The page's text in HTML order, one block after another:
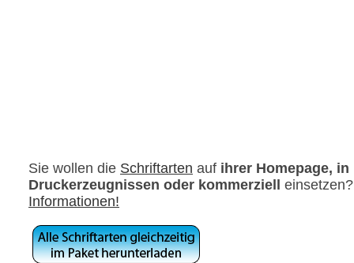
Sie wollen die Schriftarten auf ihrer Homepage, in
Druckerzeugnissen oder kommerziell
Informationen!